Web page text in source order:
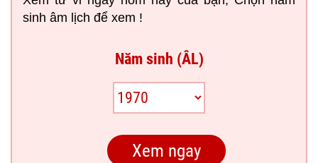
sinh âm lịch để xem !
Năm sinh (ÂL)